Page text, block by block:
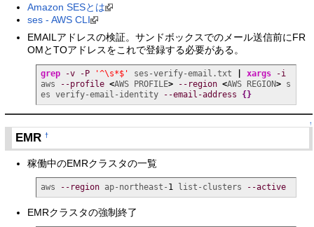
Amazon SESとは
ses - AWS CLI
EMAILアドレスの検証。サンドボックスでのメール送信前にFR
OMとTOアドレスをこれで登録する必要がある。
grep -v -P '^\s*$' ses-verify-email.txt xargs
-i
aws
--profile <AWS PROFILE> --region <AWS REGION> s
es verify-email-identity
--email-address { }
↑
EMR†
稼働中のEMRクラスタの一覧
aws --region ap-northeast- 1 list-clusters --active
EMRクラスタの強制終了